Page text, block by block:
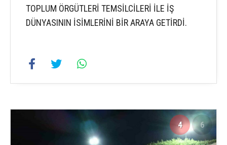
TOPLUM ÖRGÜTLERİ TEMSİLCİLERİ İLE İŞ
DÜNYASININ İSİMLERİNİ BİR ARAYA GETİRDİ.
4 6